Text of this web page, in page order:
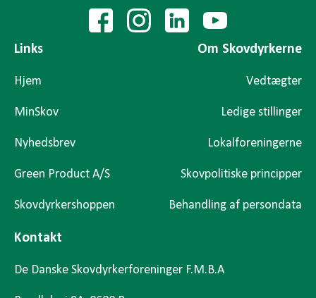
Links
Hjem
MinSkov
Nyhedsbrev
Green Product A/S
Skovdyrkershoppen
Om Skovdyrkerne
Vedtægter
Ledige stillinger
Lokalforeningerne
Skovpolitiske principper
Behandling af persondata
Kontakt
De Danske Skovdyrkerforeninger F.M.B.A